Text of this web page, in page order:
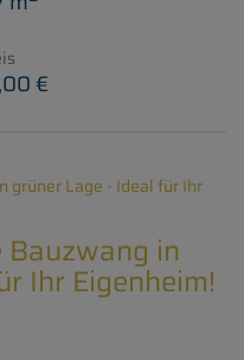
€
in
Ihr Eigenheim!